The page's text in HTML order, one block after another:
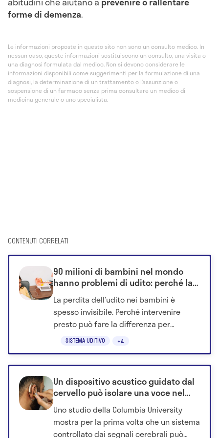
forme di demenza.
Le informazioni proposte in questo sito non sono un consulto medico. In
nessun caso, queste informazioni sostituiscono un consulto, una visita o
una diagnosi formulata dal medico. Non si devono considerare le
informazioni disponibili come suggerimenti per la formulazione di una
diagnosi, la determinazione di un trattamento o l’assunzione o
sospensione di un farmaco senza prima consultare un medico di
medicina generale o uno specialista.
CONTENUTI CORRELATI
SISTEMA UDITIVO +4
90 milioni di bambini nel mondo
hanno problemi di udito: perché la
diagnosi precoce è fondamentale
La perdita dell’udito nei bambini è
spesso invisibile. Perché intervenire
presto può fare la differenza per
apprendimento e futuro.
Un dispositivo acustico guidato dal
cervello può isolare una voce nel
rumore
Uno studio della Columbia University
mostra per la prima volta che un sistema
controllato dai segnali cerebrali può